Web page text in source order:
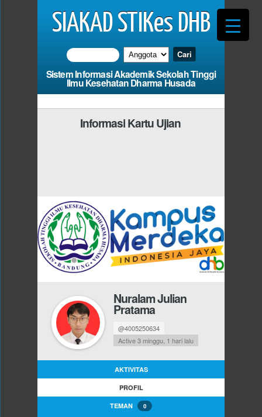
SIAKAD STIKes DHB
Sistem Informasi Akademik Sekolah Tinggi
Ilmu Kesehatan Dharma Husada
Informasi Kartu Ujian
Nuralam Julian
Pratama
@4005250634
Active 3 minggu, 1 hari lalu
AKTIVITAS
PROFIL
TEMAN 0